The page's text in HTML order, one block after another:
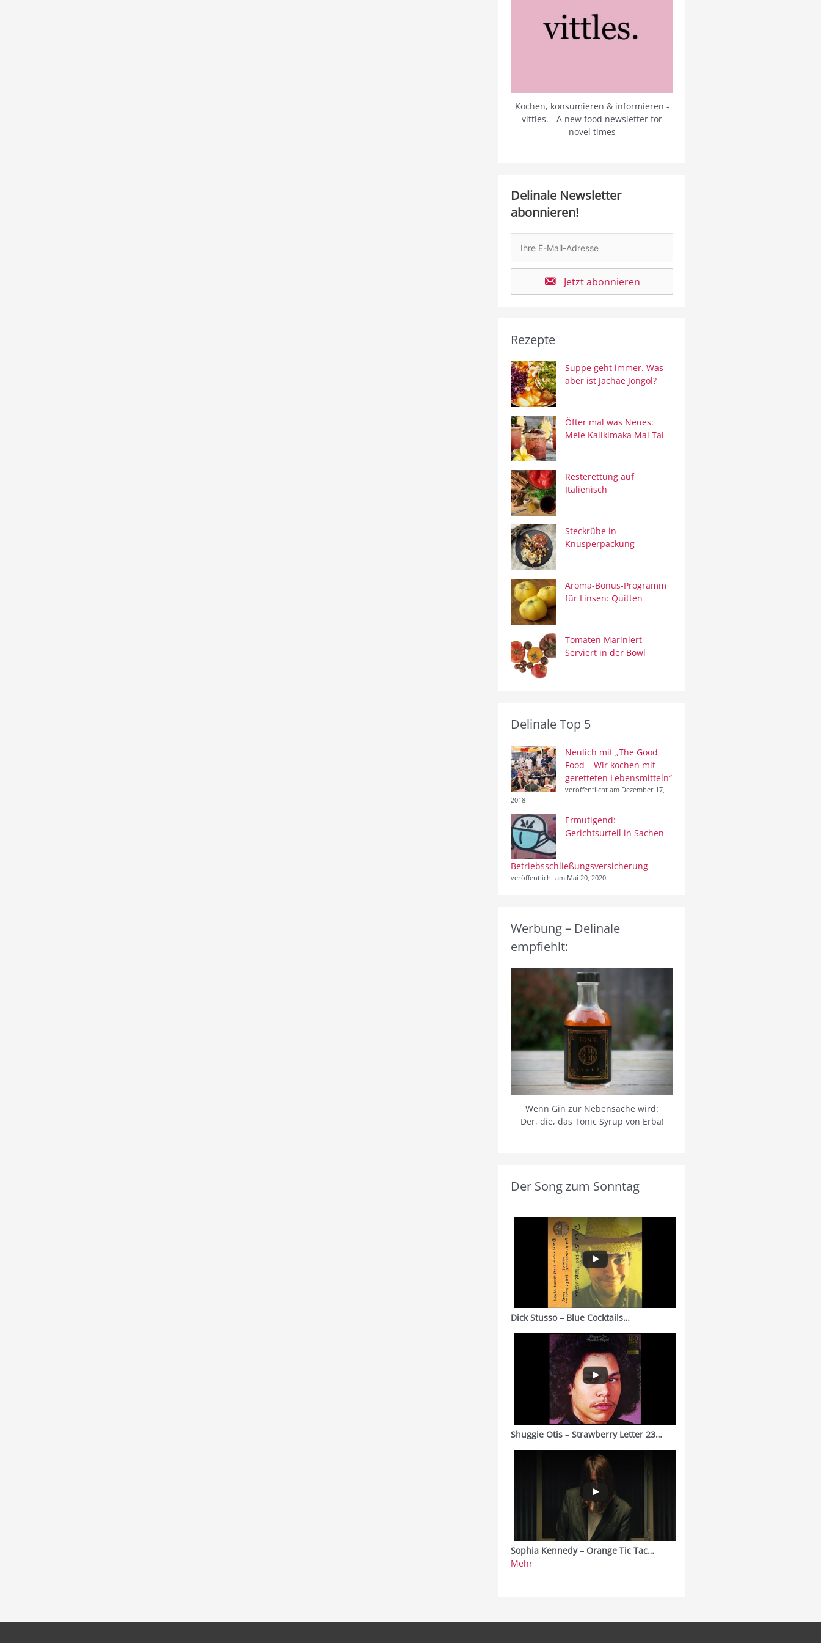
Kochen, konsumieren & informieren -
vittles. - A new food newsletter for
novel times
Delinale Newsletter
abonnieren!
Jetzt abonnieren
Rezepte
Suppe geht immer. Was
aber ist Jachae Jongol?
Öfter mal was Neues:
Mele Kalikimaka Mai Tai
Resterettung auf
Italienisch
Steckrübe in
Knusperpackung
Aroma-Bonus-Programm
für Linsen: Quitten
Tomaten Mariniert –
Serviert in der Bowl
Delinale Top 5
Neulich mit „The Good
Food – Wir kochen mit
geretteten Lebensmitteln“
veröffentlicht am Dezember 17,
2018
Ermutigend:
Gerichtsurteil in Sachen
Betriebsschließungsversicherung
veröffentlicht am Mai 20, 2020
Werbung – Delinale
empfiehlt:
Wenn Gin zur Nebensache wird:
Der, die, das Tonic Syrup von Erba!
Der Song zum Sonntag
Dick Stusso – Blue Cocktails…
Shuggie Otis – Strawberry Letter 23…
Sophia Kennedy – Orange Tic Tac…
Mehr